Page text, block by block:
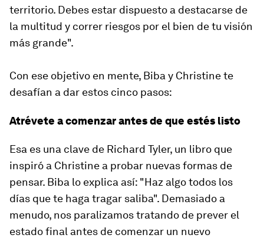
territorio. Debes estar dispuesto a destacarse de
la multitud y correr riesgos por el bien de tu visión
más grande".
Con ese objetivo en mente, Biba y Christine te
desafían a dar estos cinco pasos:
Atrévete a comenzar antes de que estés listo
Esa es una clave de Richard Tyler, un libro que
inspiró a Christine a probar nuevas formas de
pensar. Biba lo explica así: "Haz algo todos los
días que te haga tragar saliba". Demasiado a
menudo, nos paralizamos tratando de prever el
estado final antes de comenzar un nuevo